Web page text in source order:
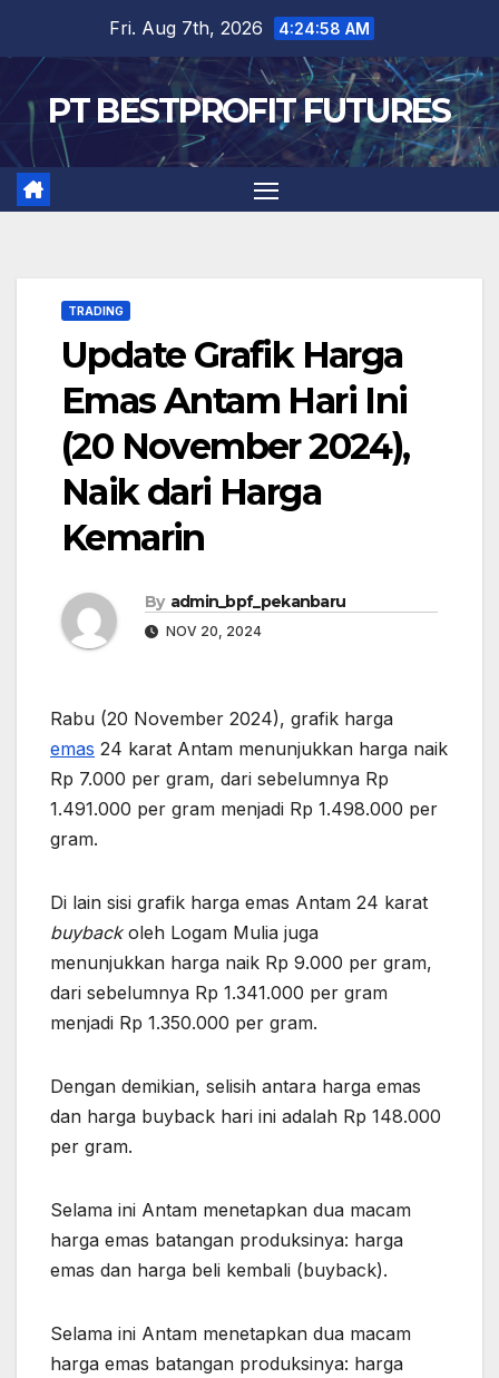
content
Fri. Aug 7th, 2026 4:24:58 AM
PT BESTPROFIT FUTURES
TRADING
Update Grafik Harga
Emas Antam Hari Ini
(20 November 2024),
Naik dari Harga
Kemarin
By admin_bpf_pekanbaru
NOV 20, 2024
Rabu (20 November 2024), grafik harga
emas 24 karat Antam menunjukkan harga naik
Rp 7.000 per gram, dari sebelumnya Rp
1.491.000 per gram menjadi Rp 1.498.000 per
gram.
Di lain sisi grafik harga emas Antam 24 karat
buyback oleh Logam Mulia juga
menunjukkan harga naik Rp 9.000 per gram,
dari sebelumnya Rp 1.341.000 per gram
menjadi Rp 1.350.000 per gram.
Dengan demikian, selisih antara harga emas
dan harga buyback hari ini adalah Rp 148.000
per gram.
Selama ini Antam menetapkan dua macam
harga emas batangan produksinya: harga
emas dan harga beli kembali (buyback).
Selama ini Antam menetapkan dua macam
harga emas batangan produksinya: harga